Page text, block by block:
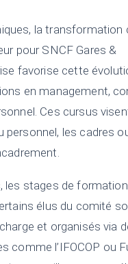
la transformation
pour SNCF Gares &
favorise cette
en management,
Ces cursus
les cadres
les stages de formation
élus du comité
et organisés via
comme l’IFOCOP ou